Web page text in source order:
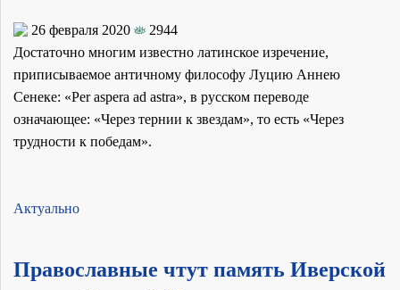
26 февраля 2020
2944
Достаточно многим известно латинское изречение,
приписываемое античному философу Луцию Аннею
Сенеке: «Per aspera ad astra», в русском переводе
означающее: «Через тернии к звездам», то есть «Через
трудности к победам».
Актуально
Православные чтут память Иверской